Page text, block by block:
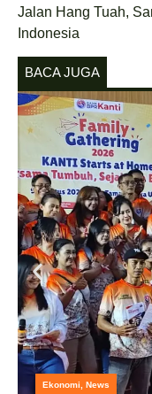
Jalan Hang Tuah,
Indonesia
BACA JUGA
Ekonomi, News